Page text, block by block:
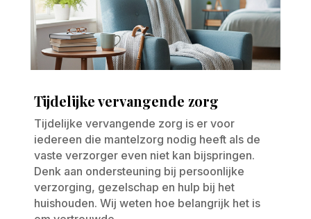
Tijdelijke vervangende zorg
Tijdelijke vervangende zorg is er voor
iedereen die mantelzorg nodig heeft als de
vaste verzorger even niet kan bijspringen.
Denk aan ondersteuning bij persoonlijke
verzorging, gezelschap en hulp bij het
huishouden. Wij weten hoe belangrijk het is